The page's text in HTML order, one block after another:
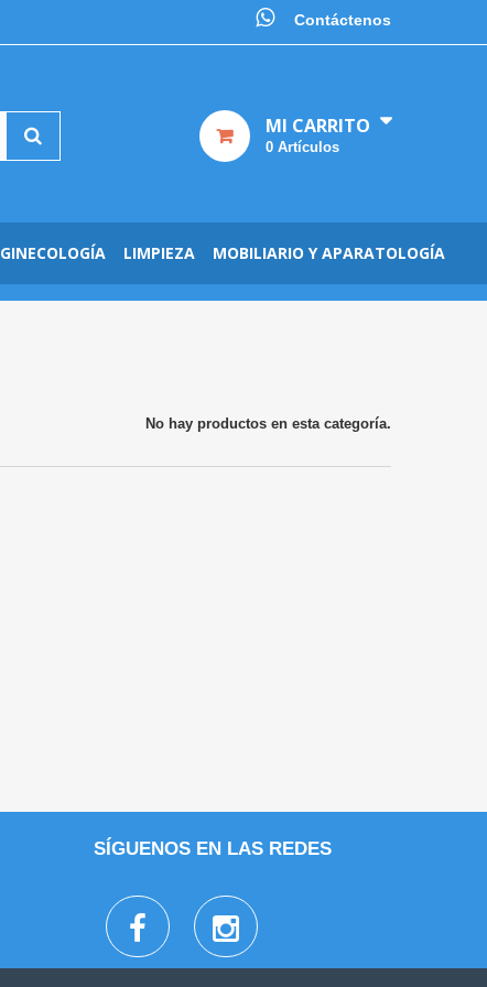
Contáctenos
MI CARRITO
0 Artículos
GINECOLOGÍA LIMPIEZA MOBILIARIO Y APARATOLOGÍA
No hay productos en esta categoría.
SÍGUENOS EN LAS REDES